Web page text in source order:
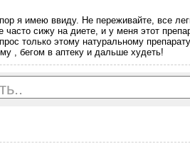
я имею ввиду. Не переживайте, все
сижу на диете, и у меня этот
только этому натуральному
, бегом в аптеку и дальше худеть!